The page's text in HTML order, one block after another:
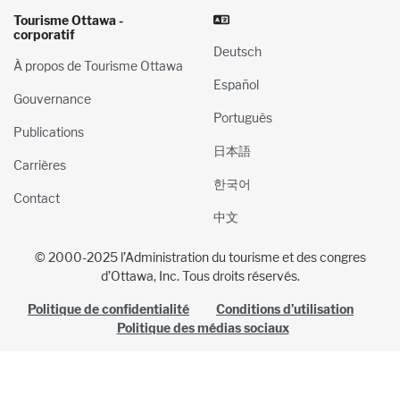
Tourisme Ottawa -
corporatif
À propos de Tourisme Ottawa
Gouvernance
Publications
Carrières
Contact
Deutsch
Español
Português
日本語
한국어
中文
© 2000-2025 l’Administration du tourisme et des congres
d’Ottawa, Inc. Tous droits réservés.
Politique de confidentialité
Conditions d’utilisation
Politique des médias sociaux